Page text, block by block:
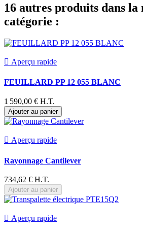
16 autres produits dans la
catégorie :
 Aperçu rapide
FEUILLARD PP 12 055 BLANC
1 590,00 € H.T.
Ajouter au panier
 Aperçu rapide
Rayonnage Cantilever
734,62 € H.T.
Ajouter au panier
 Aperçu rapide